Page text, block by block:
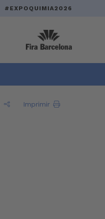
#EXPOQUIMIA2026
Imprimir